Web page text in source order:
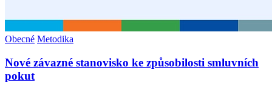
Obecné Metodika
Nové závazné stanovisko ke způsobilosti smluvních
pokut